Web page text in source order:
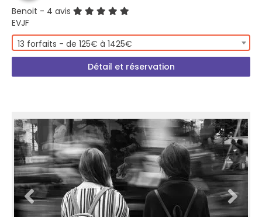
Benoit - 4 avis
EVJF
13 forfaits - de 125€ à 1425€
Détail et réservation